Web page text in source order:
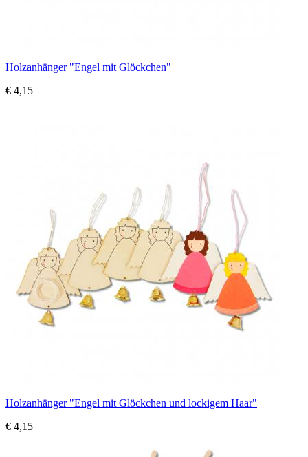
Holzanhänger "Engel mit Glöckchen"
€ 4,15
Holzanhänger "Engel mit Glöckchen und lockigem Haar"
€ 4,15